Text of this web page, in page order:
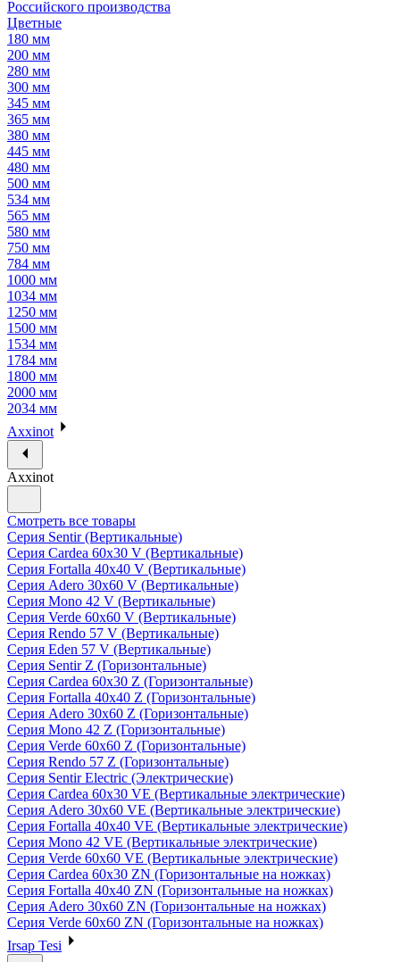
Российского производства
Цветные
180 мм
200 мм
280 мм
300 мм
345 мм
365 мм
380 мм
445 мм
480 мм
500 мм
534 мм
565 мм
580 мм
750 мм
784 мм
1000 мм
1034 мм
1250 мм
1500 мм
1534 мм
1784 мм
1800 мм
2000 мм
2034 мм
Axxinot
Axxinot
Смотреть все товары
Серия Sentir (Вертикальные)
Серия Cardea 60х30 V (Вертикальные)
Серия Fortalla 40х40 V (Вертикальные)
Серия Adero 30х60 V (Вертикальные)
Серия Mono 42 V (Вертикальные)
Серия Verde 60х60 V (Вертикальные)
Серия Rendo 57 V (Вертикальные)
Серия Eden 57 V (Вертикальные)
Серия Sentir Z (Горизонтальные)
Серия Cardea 60х30 Z (Горизонтальные)
Серия Fortalla 40х40 Z (Горизонтальные)
Серия Adero 30х60 Z (Горизонтальные)
Серия Mono 42 Z (Горизонтальные)
Серия Verde 60х60 Z (Горизонтальные)
Серия Rendo 57 Z (Горизонтальные)
Серия Sentir Electric (Электрические)
Серия Cardea 60х30 VE (Вертикальные электрические)
Серия Adero 30х60 VE (Вертикальные электрические)
Серия Fortalla 40х40 VE (Вертикальные электрические)
Серия Mono 42 VE (Вертикальные электрические)
Серия Verde 60х60 VE (Вертикальные электрические)
Серия Cardea 60х30 ZN (Горизонтальные на ножках)
Серия Fortalla 40х40 ZN (Горизонтальные на ножках)
Серия Adero 30х60 ZN (Горизонтальные на ножках)
Серия Verde 60х60 ZN (Горизонтальные на ножках)
Irsap Tesi